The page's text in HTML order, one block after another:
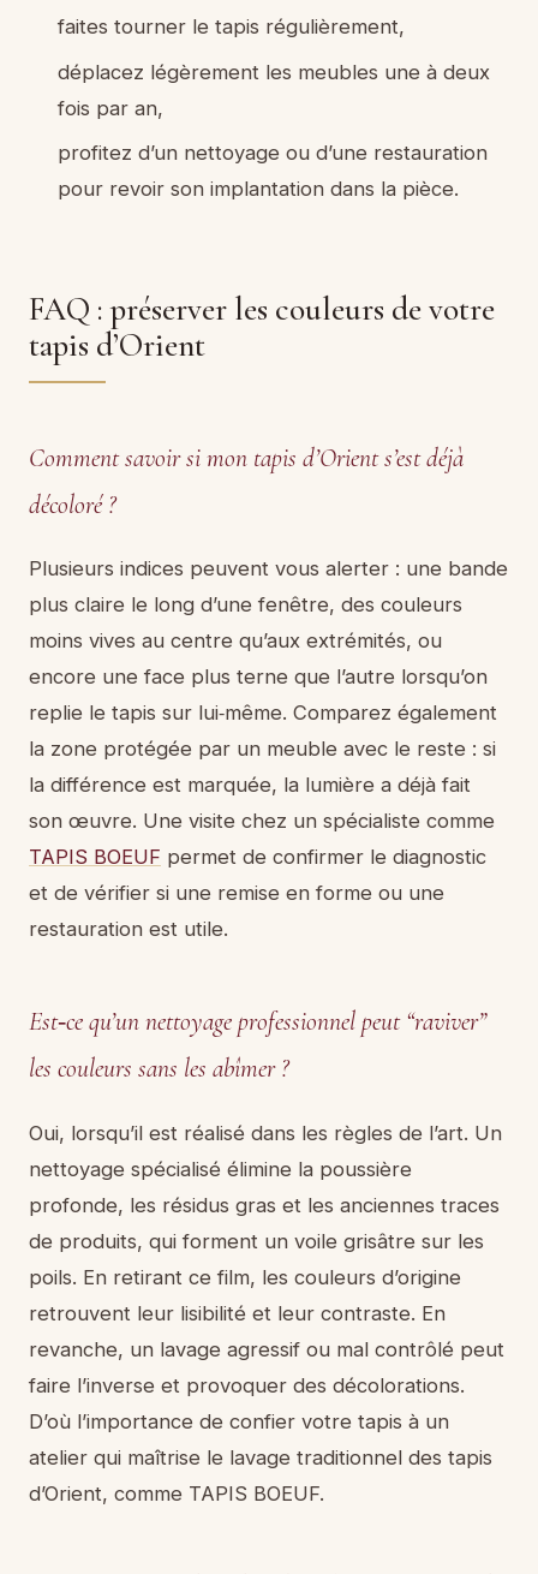
faites tourner le tapis régulièrement,
déplacez légèrement les meubles une à deux
fois par an,
profitez d’un nettoyage ou d’une restauration
pour revoir son implantation dans la pièce.
FAQ : préserver les couleurs de votre
tapis d’Orient
Comment savoir si mon tapis d’Orient s’est déjà
décoloré ?
Plusieurs indices peuvent vous alerter : une bande
plus claire le long d’une fenêtre, des couleurs
moins vives au centre qu’aux extrémités, ou
encore une face plus terne que l’autre lorsqu’on
replie le tapis sur lui‑même. Comparez également
la zone protégée par un meuble avec le reste : si
la différence est marquée, la lumière a déjà fait
son œuvre. Une visite chez un spécialiste comme
TAPIS BOEUF permet de confirmer le diagnostic
et de vérifier si une remise en forme ou une
restauration est utile.
Est‑ce qu’un nettoyage professionnel peut “raviver”
les couleurs sans les abîmer ?
Oui, lorsqu’il est réalisé dans les règles de l’art. Un
nettoyage spécialisé élimine la poussière
profonde, les résidus gras et les anciennes traces
de produits, qui forment un voile grisâtre sur les
poils. En retirant ce film, les couleurs d’origine
retrouvent leur lisibilité et leur contraste. En
revanche, un lavage agressif ou mal contrôlé peut
faire l’inverse et provoquer des décolorations.
D’où l’importance de confier votre tapis à un
atelier qui maîtrise le lavage traditionnel des tapis
d’Orient, comme TAPIS BOEUF.